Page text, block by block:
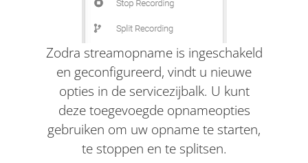
Zodra streamopname is ingeschakeld
en geconfigureerd, vindt u nieuwe
opties in de servicezijbalk. U kunt
deze toegevoegde opnameopties
gebruiken om uw opname te starten,
te stoppen en te splitsen.